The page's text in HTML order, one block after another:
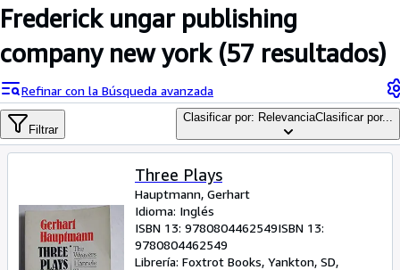
Mi cuenta
Cerrar sesión
Búsqueda avanzada
Colecciones
Vendedores
Comenzar a vender
Frederick ungar publishing
company new york(57 resultados)
Refinar con la Búsqueda avanzada
Filtrar
Clasificar por: RelevanciaClasificar por...
Three Plays
Hauptmann, Gerhart
Idioma: Inglés
ISBN 13: 9780804462549ISBN 13:
9780804462549
Librería: Foxtrot Books, Yankton, SD,